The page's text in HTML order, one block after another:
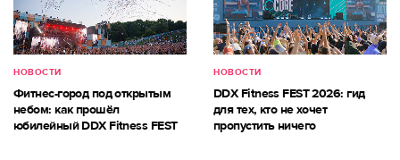
НОВОСТИ
Фитнес-город под открытым
небом: как прошёл
юбилейный DDX Fitness FEST
НОВОСТИ
DDX Fitness FEST 2026: гид
для тех, кто не хочет
пропустить ничего